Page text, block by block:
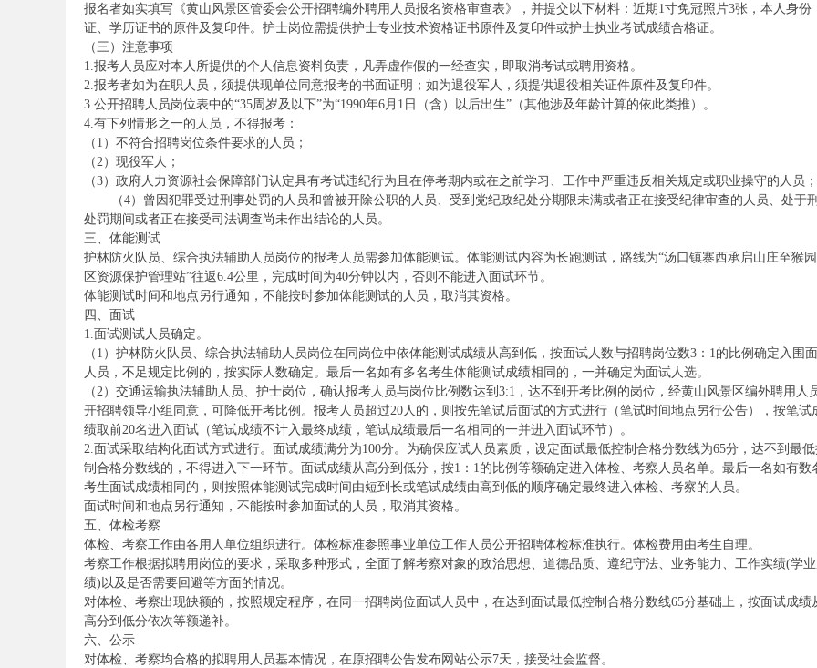
报名者如实填写《黄山风景区管委会公开招聘编外聘用人员报名资格审查表》，并提交以下材料：近期1寸免冠照片3张，本人身份
证、学历证书的原件及复印件。护士岗位需提供护士专业技术资格证书原件及复印件或护士执业考试成绩合格证。
（三）注意事项
1.报考人员应对本人所提供的个人信息资料负责，凡弄虚作假的一经查实，即取消考试或聘用资格。
2.报考者如为在职人员，须提供现单位同意报考的书面证明；如为退役军人，须提供退役相关证件原件及复印件。
3.公开招聘人员岗位表中的“35周岁及以下”为“1990年6月1日（含）以后出生”（其他涉及年龄计算的依此类推）。
4.有下列情形之一的人员，不得报考：
（1）不符合招聘岗位条件要求的人员；
（2）现役军人；
（3）政府人力资源社会保障部门认定具有考试违纪行为且在停考期内或在之前学习、工作中严重违反相关规定或职业操守的人员；
（4）曾因犯罪受过刑事处罚的人员和曾被开除公职的人员、受到党纪政纪处分期限未满或者正在接受纪律审查的人员、处于
处罚期间或者正在接受司法调查尚未作出结论的人员。
三、体能测试
护林防火队员、综合执法辅助人员岗位的报考人员需参加体能测试。体能测试内容为长跑测试，路线为“汤口镇寨西承启山庄至猴
区资源保护管理站”往返6.4公里，完成时间为40分钟以内，否则不能进入面试环节。
体能测试时间和地点另行通知，不能按时参加体能测试的人员，取消其资格。
四、面试
1.面试测试人员确定。
（1）护林防火队员、综合执法辅助人员岗位在同岗位中依体能测试成绩从高到低，按面试人数与招聘岗位数3：1的比例确定入围
人员，不足规定比例的，按实际人数确定。最后一名如有多名考生体能测试成绩相同的，一并确定为面试人选。
（2）交通运输执法辅助人员、护士岗位，确认报考人员与岗位比例数达到3:1，达不到开考比例的岗位，经黄山风景区编外聘用人
开招聘领导小组同意，可降低开考比例。报考人员超过20人的，则按先笔试后面试的方式进行（笔试时间地点另行公告），按笔试
绩取前20名进入面试（笔试成绩不计入最终成绩，笔试成绩最后一名相同的一并进入面试环节）。
2.面试采取结构化面试方式进行。面试成绩满分为100分。为确保应试人员素质，设定面试最低控制合格分数线为65分，达不到最
制合格分数线的，不得进入下一环节。面试成绩从高分到低分，按1：1的比例等额确定进入体检、考察人员名单。最后一名如有数
考生面试成绩相同的，则按照体能测试完成时间由短到长或笔试成绩由高到低的顺序确定最终进入体检、考察的人员。
面试时间和地点另行通知，不能按时参加面试的人员，取消其资格。
五、体检考察
体检、考察工作由各用人单位组织进行。体检标准参照事业单位工作人员公开招聘体检标准执行。体检费用由考生自理。
考察工作根据拟聘用岗位的要求，采取多种形式，全面了解考察对象的政治思想、道德品质、遵纪守法、业务能力、工作实绩(学
绩)以及是否需要回避等方面的情况。
对体检、考察出现缺额的，按照规定程序，在同一招聘岗位面试人员中，在达到面试最低控制合格分数线65分基础上，按面试成绩
高分到低分依次等额递补。
六、公示
对体检、考察均合格的拟聘用人员基本情况，在原招聘公告发布网站公示7天，接受社会监督。